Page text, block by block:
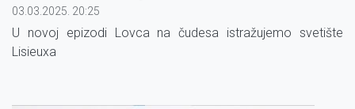
03.03.2025. 20:25
U novoj epizodi Lovca na čudesa istražujemo svetište
Lisieuxa